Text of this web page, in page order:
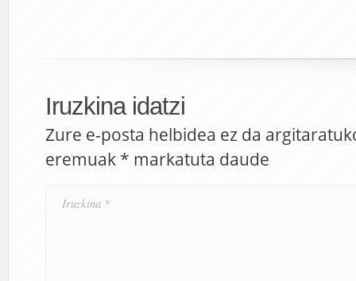
Iruzkina idatzi
Zure e-posta helbidea ez da
eremuak * markatuta daude